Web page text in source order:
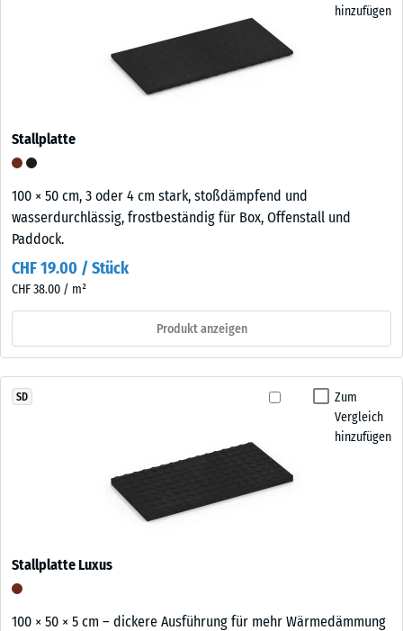
hinzufügen
Stallplatte
100 × 50 cm, 3 oder 4 cm stark, stoßdämpfend und
wasserdurchlässig, frostbeständig für Box, Offenstall und
Paddock.
CHF 19.00 / Stück
CHF 38.00 / m²
Produkt anzeigen
Zum
Vergleich
hinzufügen
SD
Stallplatte Luxus
100 × 50 × 5 cm – dickere Ausführung für mehr Wärmedämmung